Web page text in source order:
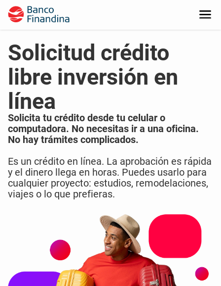
Solicitud crédito
libre inversión en
línea
Solicita tu crédito desde tu celular o
computadora. No necesitas ir a una oficina.
No hay trámites complicados.
Es un crédito en línea. La aprobación es rápida
y el dinero llega en horas. Puedes usarlo para
cualquier proyecto: estudios, remodelaciones,
viajes o lo que prefieras.